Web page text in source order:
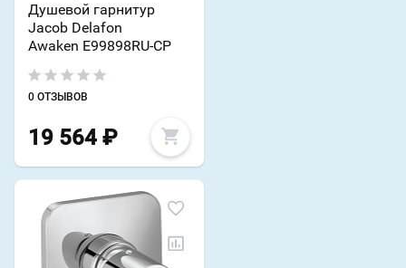
Душевой гарнитур
Jacob Delafon
Awaken E99898RU-CP
0 ОТЗЫВОВ
19 564 ₽